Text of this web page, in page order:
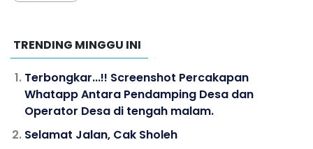
TRENDING MINGGU INI
Terbongkar...!! Screenshot Percakapan
Whatapp Antara Pendamping Desa dan
Operator Desa di tengah malam.
Selamat Jalan, Cak Sholeh